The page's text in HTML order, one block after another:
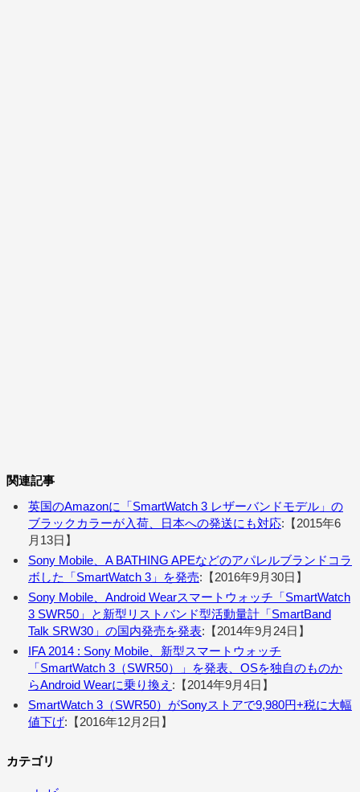
関連記事
英国のAmazonに「SmartWatch 3 レザーバンドモデル」の
ブラックカラーが入荷、日本への発送にも対応:【2015年6
月13日】
Sony Mobile、A BATHING APEなどのアパレルブランドコラ
ボした「SmartWatch 3」を発売:【2016年9月30日】
Sony Mobile、Android Wearスマートウォッチ「SmartWatch
3 SWR50」と新型リストバンド型活動量計「SmartBand
Talk SRW30」の国内発売を発表:【2014年9月24日】
IFA 2014 : Sony Mobile、新型スマートウォッチ
「SmartWatch 3（SWR50）」を発表、OSを独自のものか
らAndroid Wearに乗り換え :【2014年9月4日】
SmartWatch 3（SWR50）がSonyストアで9,980円+税に大幅
値下げ:【2016年12月2日】
カテゴリ